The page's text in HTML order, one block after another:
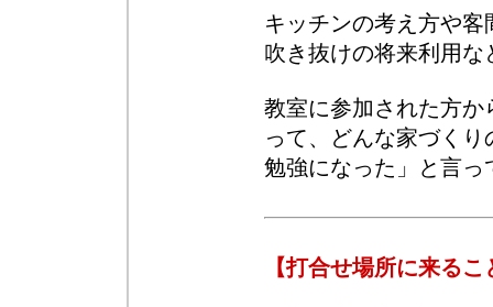
キッチンの考え方や
吹き抜けの将来利用
教室に参加された方
って、どんな家づく
勉強になった」と言
【打合せ場所に来る